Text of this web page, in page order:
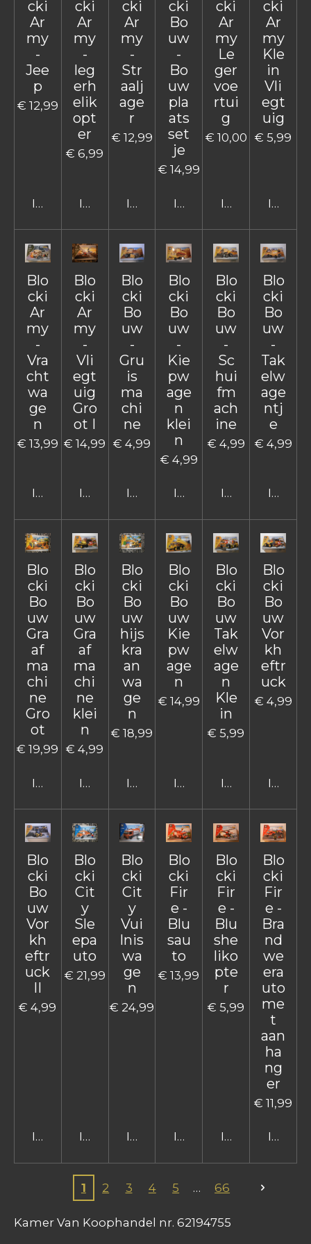
cki
Ar
my
-
Jee
p
€ 12,99
In winkelwagen
cki
Ar
my
-
leg
erh
elik
opt
er
€ 6,99
In winkelwagen
cki
Ar
my
-
Str
aalj
age
r
€ 12,99
In winkelwagen
cki
Bo
uw
-
Bo
uw
pla
ats
set
je
€ 14,99
In winkelwagen
cki
Ar
my
Le
ger
voe
rtui
g
€ 10,00
In
cki
Ar
my
Kle
in
Vli
egt
uig
€ 5,99
In
Blo
cki
Ar
my
-
Vra
cht
wa
ge
n
€ 13,99
In winkelwagen
Blo
cki
Ar
my
-
Vli
egt
uig
Gro
ot I
€ 14,99
In winkelwagen
Blo
cki
Bo
uw
-
Gru
is
ma
chi
ne
€ 4,99
In winkelwagen
Blo
cki
Bo
uw
-
Kie
pw
age
n
klei
n
€ 4,99
In winkelwagen
Blo
cki
Bo
uw
-
Sc
hui
fm
ach
ine
€ 4,99
In
Blo
cki
Bo
uw
-
Tak
elw
age
ntj
e
€ 4,99
In
Blo
cki
Bo
uw
Gra
af
ma
chi
ne
Gro
ot
€ 19,99
In winkelwagen
Blo
cki
Bo
uw
Gra
af
ma
chi
ne
klei
n
€ 4,99
In winkelwagen
Blo
cki
Bo
uw
hijs
kra
an
wa
ge
n
€ 18,99
In winkelwagen
Blo
cki
Bo
uw
Kie
pw
age
n
€ 14,99
In winkelwagen
Blo
cki
Bo
uw
Tak
elw
age
n
Kle
in
€ 5,99
In
Blo
cki
Bo
uw
Vor
kh
eftr
uck
€ 4,99
In
Blo
cki
Bo
uw
Vor
kh
eftr
uck
II
€ 4,99
In winkelwagen
Blo
cki
Cit
y
Sle
epa
uto
€ 21,99
In winkelwagen
Blo
cki
Cit
y
Vui
lnis
wa
ge
n
€ 24,99
In winkelwagen
Blo
cki
Fir
e -
Blu
sau
to
€ 13,99
In winkelwagen
Blo
cki
Fir
e -
Blu
she
liko
pte
r
€ 5,99
In
Blo
cki
Fir
e -
Bra
nd
we
era
uto
me
t
aan
ha
ng
er
€ 11,99
In
1 2 3 4 5 66
Kamer Van Koophandel nr. 62194755